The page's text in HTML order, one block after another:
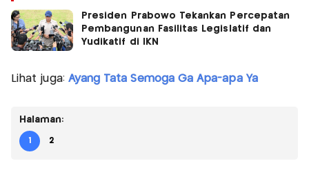
Presiden Prabowo Tekankan Percepatan
Pembangunan Fasilitas Legislatif dan
Yudikatif di IKN
Lihat juga: Ayang Tata Semoga Ga Apa-apa Ya
Halaman:
1 2